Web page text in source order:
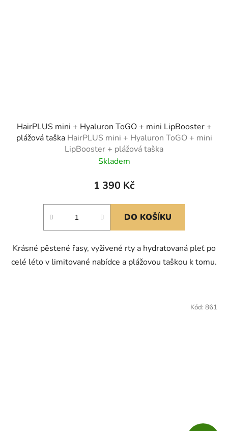
HairPLUS mini + Hyaluron ToGO + mini LipBooster +
plážová taška HairPLUS mini + Hyaluron ToGO + mini
LipBooster + plážová taška
Skladem
1 390 Kč
DO KOŠÍKU
Krásné pěstené řasy, vyživené rty a hydratovaná pleť po
celé léto v limitované nabídce a plážovou taškou k tomu.
Kód: 861